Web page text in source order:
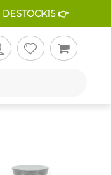
👉